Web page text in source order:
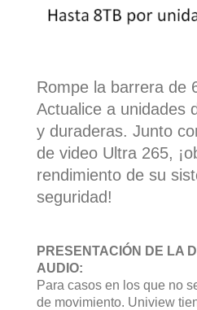
Rompe la barrera de
Actualice a unidades
y duraderas. Junto
de video Ultra 265,
rendimiento de su
seguridad!
PRESENTACIÓN DE LA
AUDIO:
Para casos en los que no
de movimiento. Uniview